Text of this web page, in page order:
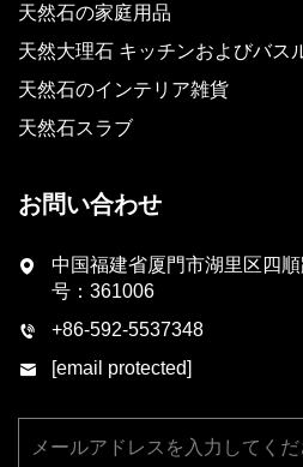
天然石の家庭用品
天然大理石 キッチンおよびバス
天然石のインテリア雑貨
天然石スラブ
お問い合わせ
中国福建省厦門市湖里区四
号：361006
+86-592-5537348
[email protected]